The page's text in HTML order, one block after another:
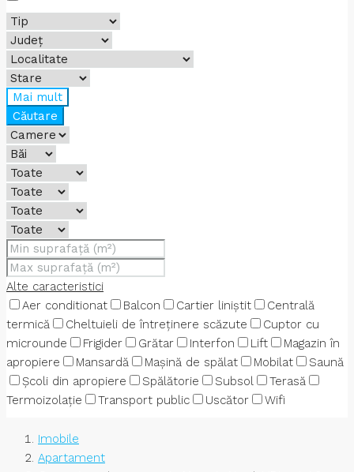
Mai mult
Căutare
Alte caracteristici
Aer conditionat
Balcon Cartier liniștit
Centrală
termică
Cheltuieli de întreținere scăzute
Cuptor cu
microunde
Frigider Grătar Interfon Lift
Magazin în
apropiere
Mansardă Mașină de spălat Mobilat
Saună
Școli din apropiere
Spălătorie Subsol
Terasă
Termoizolație
Transport public Uscător Wifi
Imobile
Apartament